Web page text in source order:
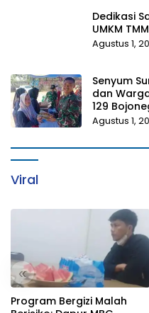
Dedikasi
UMKM
Agustus 1,
Senyum
dan
129
Agustus 1,
Viral
«
Program Bergizi Malah